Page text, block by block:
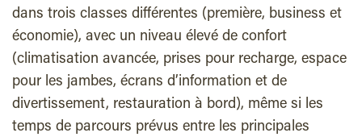
dans trois classes différentes (première, business et
économie), avec un niveau élevé de confort
(climatisation avancée, prises pour recharge, espace
pour les jambes, écrans d’information et de
divertissement, restauration à bord), même si les
temps de parcours prévus entre les principales